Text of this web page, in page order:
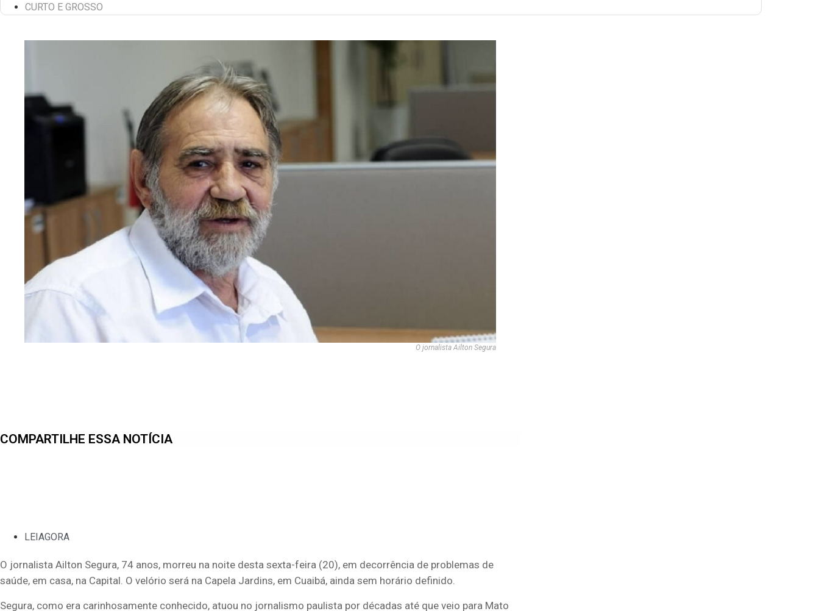
CURTO E GROSSO
O jornalista Ailton Segura
COMPARTILHE ESSA NOTÍCIA
LEIAGORA
O jornalista Ailton Segura, 74 anos, morreu na noite desta sexta-feira (20), em decorrência de problemas de
saúde, em casa, na Capital. O velório será na Capela Jardins, em Cuaibá, ainda sem horário definido.
Segura, como era carinhosamente conhecido, atuou no jornalismo paulista por décadas até que veio para Mato